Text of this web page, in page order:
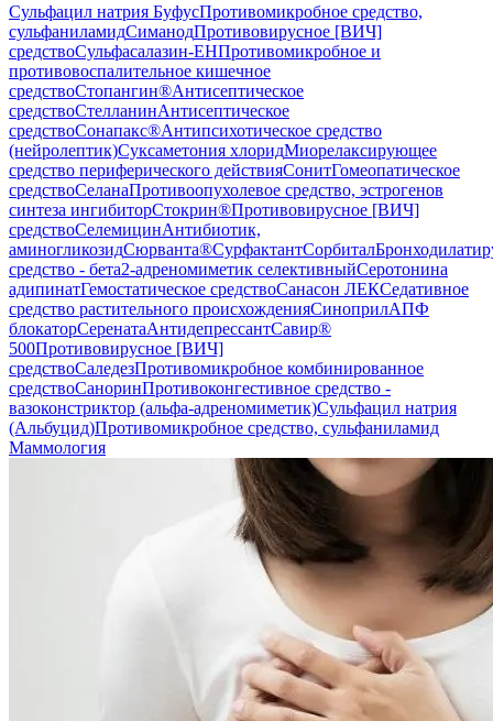
Сульфацил натрия БуфусПротивомикробное средство,
сульфаниламидСиманодПротивовирусное [ВИЧ]
средствоСульфасалазин-ЕНПротивомикробное и
противовоспалительное кишечное
средствоСтопангин®Антисептическое
средствоСтелланинАнтисептическое
средствоСонапакс®Антипсихотическое средство
(нейролептик)Суксаметония хлоридМиорелаксирующее
средство периферического действияСонитГомеопатическое
средствоСеланаПротивоопухолевое средство, эстрогенов
синтеза ингибиторСтокрин®Противовирусное [ВИЧ]
средствоСелемицинАнтибиотик,
аминогликозидСюрванта®СурфактантСорбитал
средство - бета2-адреномиметик селективныйСеротонина
адипинатГемостатическое средствоСанасон ЛЕКСедативное
средство растительного происхожденияСиноприлАПФ
блокаторСеренатаАнтидепрессантСавир®
500Противовирусное [ВИЧ]
средствоСаледезПротивомикробное комбинированное
средствоСаноринПротивоконгестивное средство -
вазоконстриктор (альфа-адреномиметик)Сульфацил натрия
(Альбуцид)Противомикробное средство, сульфаниламид
Маммология